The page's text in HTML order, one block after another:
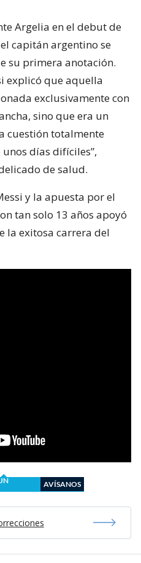
Argelia en el debut de
capitán argentino se
su primera anotación.
explicó que aquella
exclusivamente con
sino que era un
cuestión totalmente
días difíciles”,
de salud.
y la apuesta por el
tan solo 13 años apoyó
la exitosa carrera del
AVÍSANOS